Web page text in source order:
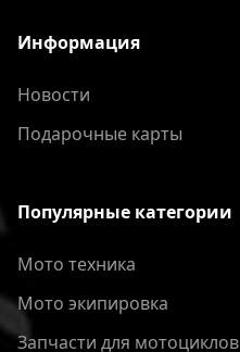
Информация
Новости
Подарочные карты
Популярные категории
Мото техника
Мото экипировка
Запчасти для мотоциклов